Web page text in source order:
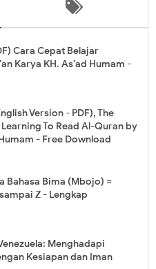
Cara Cepat Belajar
Karya KH. As’ad Humam -
Version - PDF), The
To Read Al-Quran by
- Free Download
Bahasa Bima (Mbojo) =
Z - Lengkap
Menghadapi
Kesiapan dan Iman